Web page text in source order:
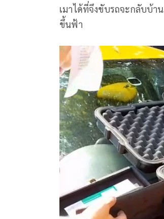
เมาได้ที่จึงขับรถจะกลับบ้า
ขึ้นฟ้า